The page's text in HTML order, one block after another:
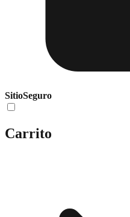
SitioSeguro
Carrito